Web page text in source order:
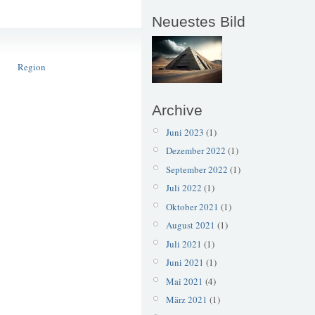
Region
Neuestes Bild
Archive
Juni 2023 (1)
Dezember 2022 (1)
September 2022 (1)
Juli 2022 (1)
Oktober 2021 (1)
August 2021 (1)
Juli 2021 (1)
Juni 2021 (1)
Mai 2021 (4)
März 2021 (1)